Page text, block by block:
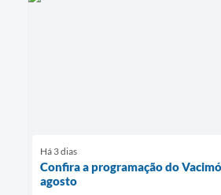
Há 3 dias
Confira a programação do
agosto